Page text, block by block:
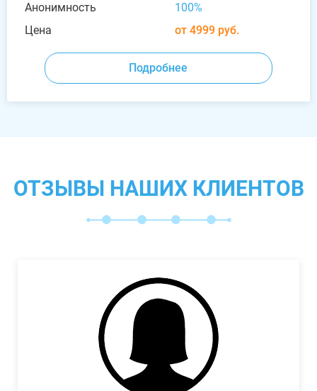
Анонимность
100%
Цена
от 4999 руб.
Подробнее
ОТЗЫВЫ НАШИХ КЛИЕНТОВ